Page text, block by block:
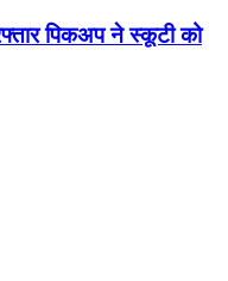
पिकअप ने स्कूटी को